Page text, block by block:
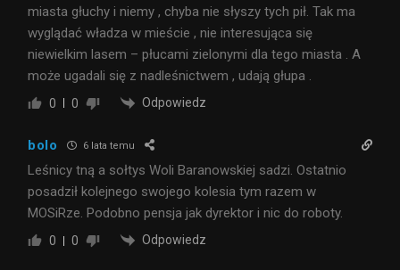
miasta głuchy i niemy , chyba nie słyszy tych pił. Tak ma
wyglądać władza w mieście , nie interesująca się
niewielkim lasem – płucami zielonymi dla tego miasta . A
może ugadali się z nadleśnictwem , udają głupa .
0 0 Odpowiedz
bolo 6 lata temu
Leśnicy tną a sołtys Woli Baranowskiej sadzi. Ostatnio
posadził kolejnego swojego kolesia tym razem w
MOSiRze. Podobno pensja jak dyrektor i nic do roboty.
0 0 Odpowiedz